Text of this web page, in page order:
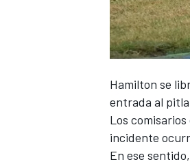
Hamilton se
entrada al
Los
incidente
En ese